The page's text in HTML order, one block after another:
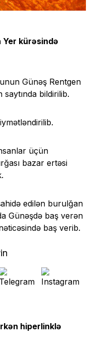
kürəsində
Günəş Rentgen
saytında bildirilib.
üçün
bazar ertəsi
edilən burulğan
Günəşdə baş verən
baş verib.
hiperlinklə